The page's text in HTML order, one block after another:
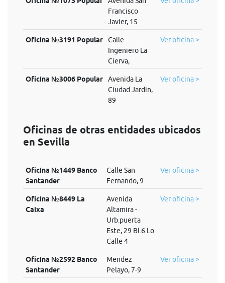
Francisco
Javier, 15
Oficina №3191 Popular
Calle
Ingeniero La
Cierva,
Ver oficina >
Oficina №3006 Popular
Avenida La
Ciudad Jardin,
89
Ver oficina >
Oficinas de otras entidades ubicados
en Sevilla
Oficina №1449 Banco
Santander
Calle San
Fernando, 9
Ver oficina >
Oficina №8449 La
Caixa
Avenida
Altamira -
Urb.puerta
Este, 29 Bl.6 Lo
Calle 4
Ver oficina >
Oficina №2592 Banco
Santander
Mendez
Pelayo, 7-9
Ver oficina >